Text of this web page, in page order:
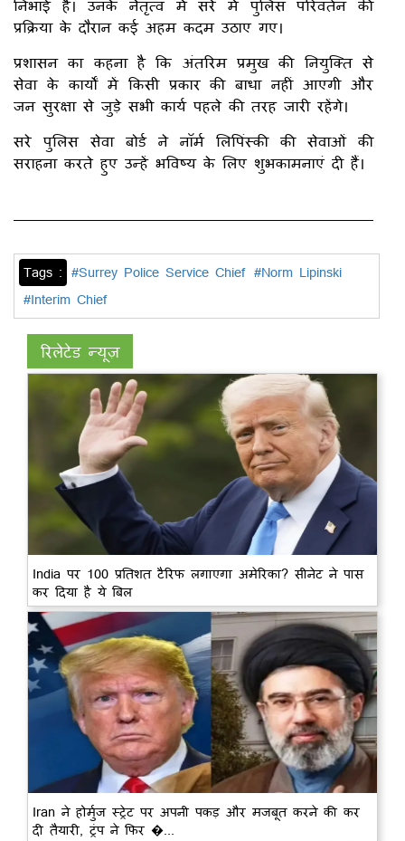
प्रक्रिया के दौरान कई अहम कदम उठाए गए।
प्रशासन का कहना है कि अंतरिम प्रमुख की नियुक्ति से
सेवा के कार्यों में किसी प्रकार की बाधा नहीं आएगी और
जन सुरक्षा से जुड़े सभी कार्य पहले की तरह जारी रहेंगे।
सरे पुलिस सेवा बोर्ड ने नॉर्म लिपिंस्की की सेवाओं की
सराहना करते हुए उन्हें भविष्य के लिए शुभकामनाएं दी हैं।
Tags : #Surrey Police Service Chief #Norm Lipinski
#Interim Chief
रिलेटेड न्यूज़
India पर 100 प्रतिशत टैरिफ लगाएगा अमेरिका? सीनेट ने पास
कर दिया है ये बिल
Iran ने होर्मुज स्ट्रेट पर अपनी पकड़ और मजबूत करने की कर
दी तैयारी, ट्रंप ने फिर �...